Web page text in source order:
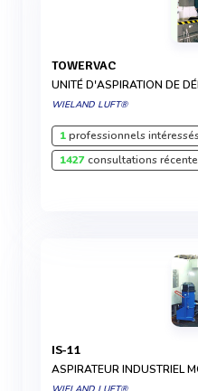
TOWERVAC
UNITÉ D'ASPIRATION DE
WIELAND LUFT®
1professionnels
1427consultations
IS-11
ASPIRATEUR INDUSTRIEL